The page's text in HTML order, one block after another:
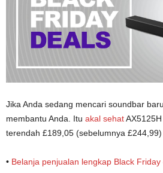
Jika Anda sedang mencari soundbar
membantu Anda. Itu akal sehat
terendah £189,05 (sebelumnya
• Belanja penjualan lengkap Black Friday